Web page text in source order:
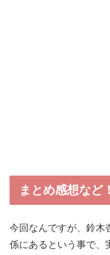
まとめ感想など！
今回なんですが、鈴木
係にあるという事で、